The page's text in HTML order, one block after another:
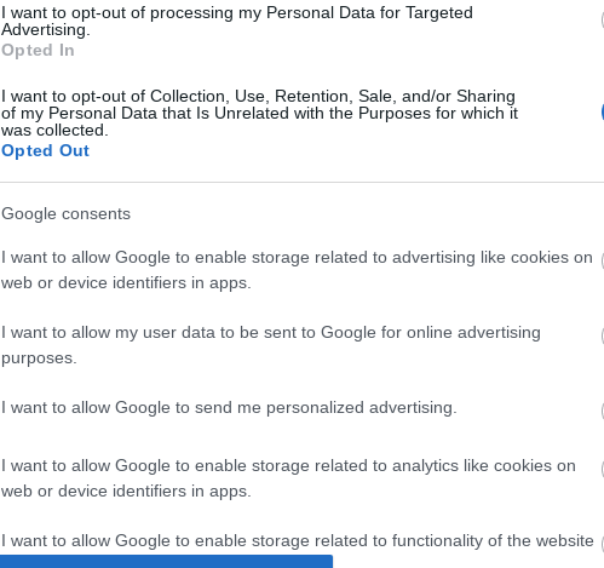
I want to opt-out of processing my Personal Data for Targeted
Advertising.
Opted In
I want to opt-out of Collection, Use, Retention, Sale, and/or Sharing
of my Personal Data that Is Unrelated with the Purposes for which it
was collected.
Opted Out
Google consents
I want to allow Google to enable storage related to advertising like cookies on
web or device identifiers in apps.
I want to allow my user data to be sent to Google for online advertising
purposes.
I want to allow Google to send me personalized advertising.
I want to allow Google to enable storage related to analytics like cookies on
web or device identifiers in apps.
I want to allow Google to enable storage related to functionality of the website